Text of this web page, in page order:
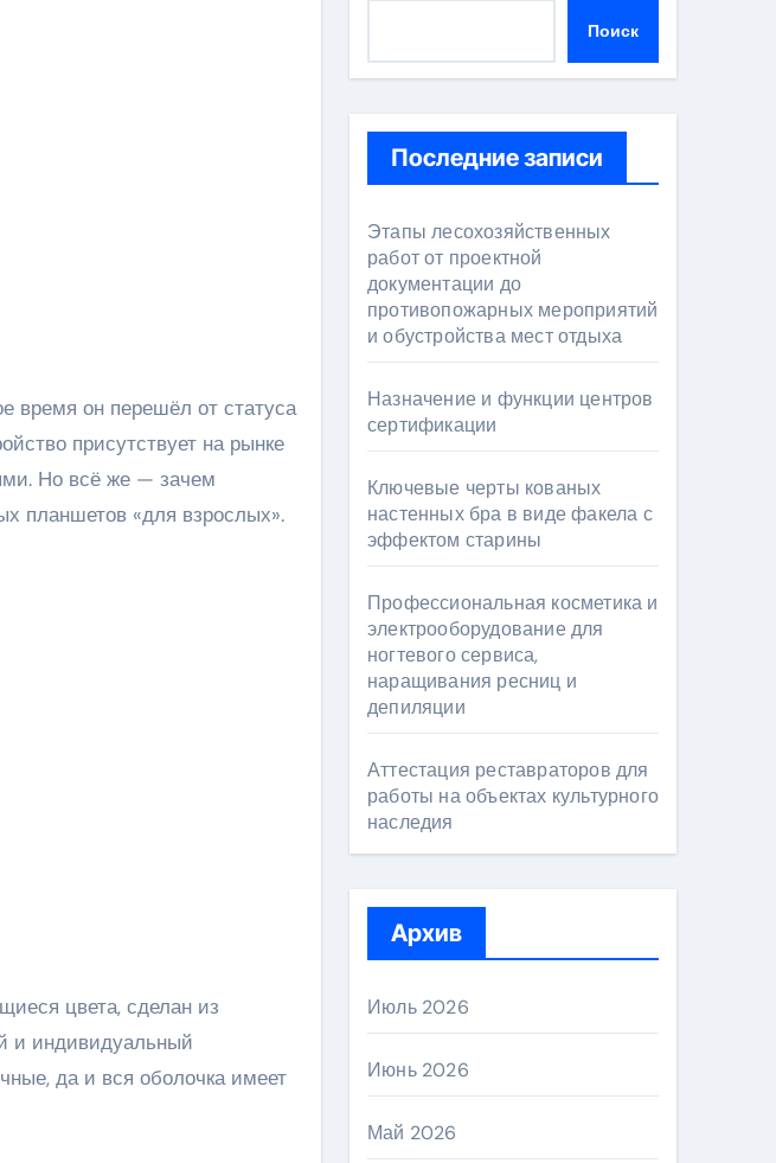
присутствует на рынке
Но всё же — зачем
планшетов «для взрослых».
цвета, сделан из
и индивидуальный
да и вся оболочка имеет
Поиск
Последние записи
Этапы лесохозяйственных
работ от проектной
документации до
противопожарных мероприятий
и обустройства мест отдыха
Назначение и функции центров
сертификации
Ключевые черты кованых
настенных бра в виде факела с
эффектом старины
Профессиональная косметика и
электрооборудование для
ногтевого сервиса,
наращивания ресниц и
депиляции
Аттестация реставраторов для
работы на объектах культурного
наследия
Архив
Июль 2026
Июнь 2026
Май 2026